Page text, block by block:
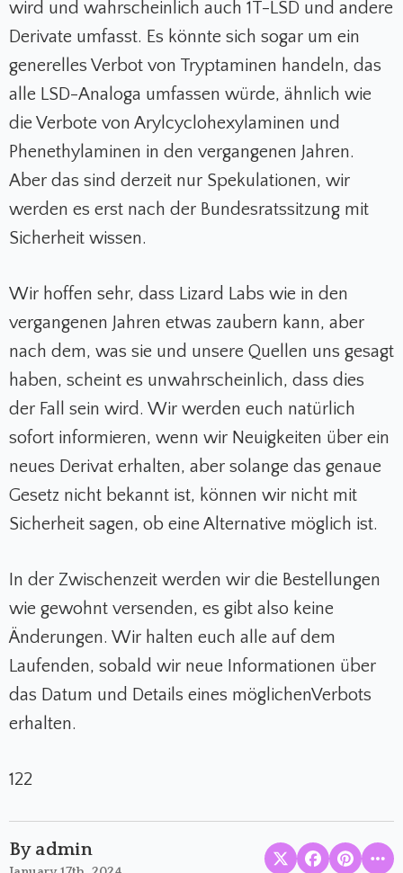
wird und wahrscheinlich auch 1T-LSD und andere
Derivate umfasst. Es könnte sich sogar um ein
generelles Verbot von Tryptaminen handeln, das
alle LSD-Analoga umfassen würde, ähnlich wie
die Verbote von Arylcyclohexylaminen und
Phenethylaminen in den vergangenen Jahren.
Aber das sind derzeit nur Spekulationen, wir
werden es erst nach der Bundesratssitzung mit
Sicherheit wissen.
Wir hoffen sehr, dass Lizard Labs wie in den
vergangenen Jahren etwas zaubern kann, aber
nach dem, was sie und unsere Quellen uns gesagt
haben, scheint es unwahrscheinlich, dass dies
der Fall sein wird. Wir werden euch natürlich
sofort informieren, wenn wir Neuigkeiten über ein
neues Derivat erhalten, aber solange das genaue
Gesetz nicht bekannt ist, können wir nicht mit
Sicherheit sagen, ob eine Alternative möglich ist.
In der Zwischenzeit werden wir die Bestellungen
wie gewohnt versenden, es gibt also keine
Änderungen. Wir halten euch alle auf dem
Laufenden, sobald wir neue Informationen über
das Datum und Details eines möglichenVerbots
erhalten.
122
By admin